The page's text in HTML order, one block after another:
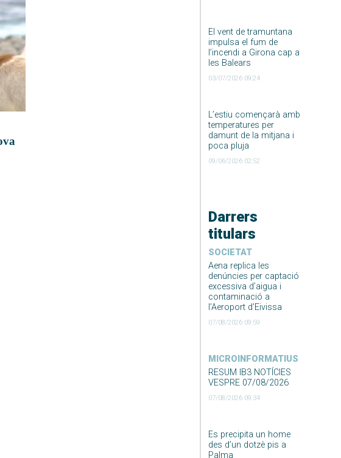
El vent de tramuntana
impulsa el fum de
l’incendi a Girona cap a
les Balears
03/07/2026 09:24
L’estiu començarà amb
temperatures per
damunt de la mitjana i
poca pluja
09/06/2026 02:52
Darrers
titulars
SOCIETAT
Aena replica les
denúncies per captació
excessiva d’aigua i
contaminació a
l’Aeroport d’Eivissa
07/08/2026 09:59
MICROINFORMATIUS
RESUM IB3 NOTÍCIES
VESPRE 07/08/2026
07/08/2026 09:34
Es precipita un home
des d’un dotzè pis a
Palma